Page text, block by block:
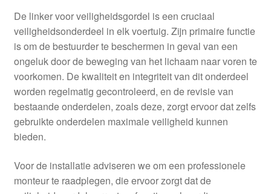
De linker voor veiligheidsgordel is een cruciaal
veiligheidsonderdeel in elk voertuig. Zijn primaire functie
is om de bestuurder te beschermen in geval van een
ongeluk door de beweging van het lichaam naar voren te
voorkomen. De kwaliteit en integriteit van dit onderdeel
worden regelmatig gecontroleerd, en de revisie van
bestaande onderdelen, zoals deze, zorgt ervoor dat zelfs
gebruikte onderdelen maximale veiligheid kunnen
bieden.
Voor de installatie adviseren we om een professionele
monteur te raadplegen, die ervoor zorgt dat de